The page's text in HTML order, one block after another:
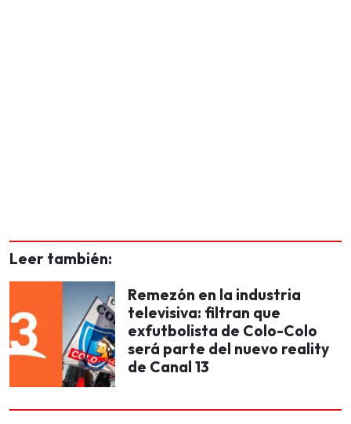
Leer también:
Remezón en la industria
televisiva: filtran que
exfutbolista de Colo-Colo
será parte del nuevo reality
de Canal 13